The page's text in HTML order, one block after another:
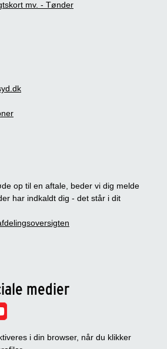
mv. - Tønder
op til en aftale, beder vi dig melde
har indkaldt dig - det står i dit
medier
i din browser, når du klikker